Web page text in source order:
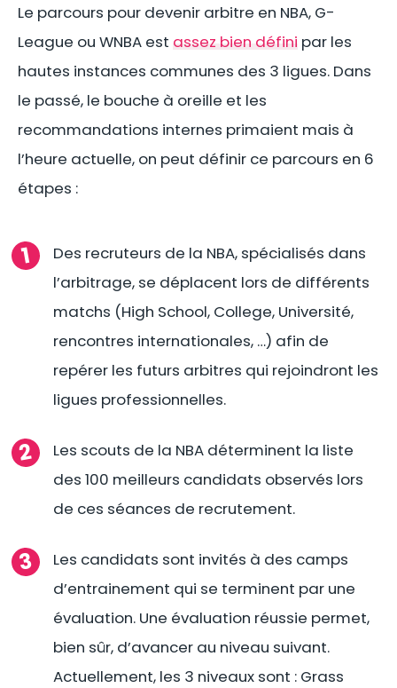
Le parcours pour devenir arbitre en NBA, G-
League ou WNBA est assez bien défini par les
hautes instances communes des 3 ligues. Dans
le passé, le bouche à oreille et les
recommandations internes primaient mais à
l’heure actuelle, on peut définir ce parcours en 6
étapes :
Des recruteurs de la NBA, spécialisés dans
l’arbitrage, se déplacent lors de différents
matchs (High School, College, Université,
rencontres internationales, …) afin de
repérer les futurs arbitres qui rejoindront les
ligues professionnelles.
Les scouts de la NBA déterminent la liste
des 100 meilleurs candidats observés lors
de ces séances de recrutement.
Les candidats sont invités à des camps
d’entrainement qui se terminent par une
évaluation. Une évaluation réussie permet,
bien sûr, d’avancer au niveau suivant.
Actuellement, les 3 niveaux sont : Grass